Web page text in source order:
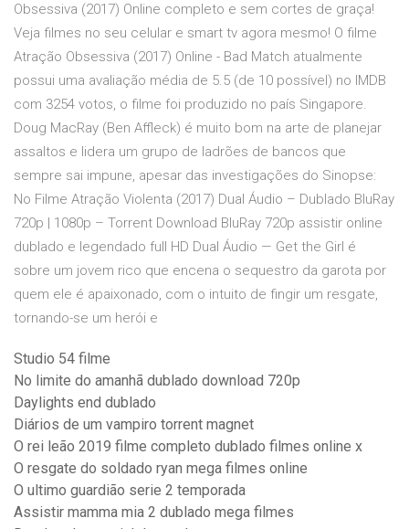
Obsessiva (2017) Online completo e sem cortes de graça!
Veja filmes no seu celular e smart tv agora mesmo! O filme
Atração Obsessiva (2017) Online - Bad Match atualmente
possui uma avaliação média de 5.5 (de 10 possível) no IMDB
com 3254 votos, o filme foi produzido no país Singapore.
Doug MacRay (Ben Affleck) é muito bom na arte de planejar
assaltos e lidera um grupo de ladrões de bancos que
sempre sai impune, apesar das investigações do Sinopse:
No Filme Atração Violenta (2017) Dual Áudio – Dublado BluRay
720p | 1080p – Torrent Download BluRay 720p assistir online
dublado e legendado full HD Dual Áudio — Get the Girl é
sobre um jovem rico que encena o sequestro da garota por
quem ele é apaixonado, com o intuito de fingir um resgate,
tornando-se um herói e
Studio 54 filme
No limite do amanhã dublado download 720p
Daylights end dublado
Diários de um vampiro torrent magnet
O rei leão 2019 filme completo dublado filmes online x
O resgate do soldado ryan mega filmes online
O ultimo guardião serie 2 temporada
Assistir mamma mia 2 dublado mega filmes